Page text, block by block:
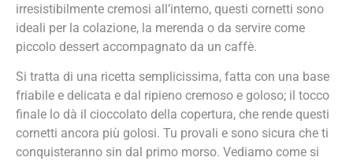
irresistibilmente cremosi all’interno, questi cornetti sono
ideali per la colazione, la merenda o da servire come
piccolo dessert accompagnato da un caffè.
Si tratta di una ricetta semplicissima, fatta con una base
friabile e delicata e dal ripieno cremoso e goloso; il tocco
finale lo dà il cioccolato della copertura, che rende questi
cornetti ancora più golosi. Tu provali e sono sicura che ti
conquisteranno sin dal primo morso. Vediamo come si